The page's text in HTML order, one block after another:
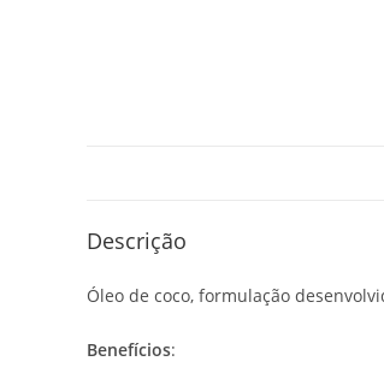
Descrição
Óleo de coco, formulação
Benefícios: